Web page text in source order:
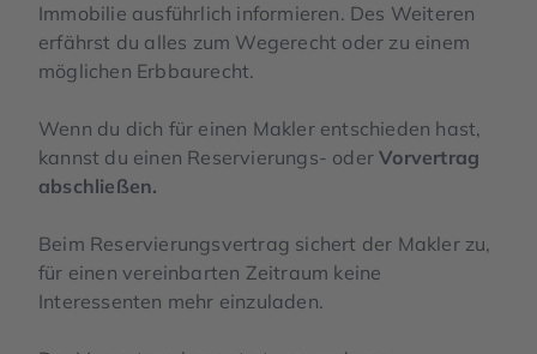
Immobilie ausführlich informieren. Des Weiteren
erfährst du alles zum Wegerecht oder zu einem
möglichen Erbbaurecht.
Wenn du dich für einen Makler entschieden hast,
kannst du einen Reservierungs- oderVorvertrag
abschließen.
Beim Reservierungsvertrag sichert der Makler zu,
für einen vereinbarten Zeitraum keine
Interessenten mehr einzuladen.